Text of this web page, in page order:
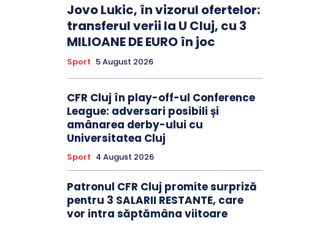
Jovo Lukic, în vizorul ofertelor:
transferul verii la U Cluj, cu 3
MILIOANE DE EURO în joc
Sport 5 August 2026
CFR Cluj în play-off-ul Conference
League: adversari posibili și
amânarea derby-ului cu
Universitatea Cluj
Sport 4 August 2026
Patronul CFR Cluj promite surpriză
pentru 3 SALARII RESTANTE, care
vor intra săptămâna viitoare